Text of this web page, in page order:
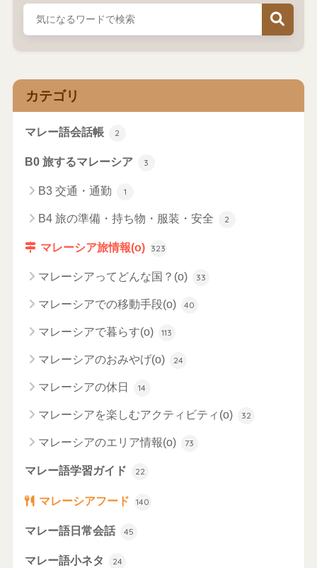
カテゴリ
マレー語会話帳 2
B0 旅するマレーシア 3
B3 交通・通勤 1
B4 旅の準備・持ち物・服装・安全 2
マレーシア旅情報(o) 323
マレーシアってどんな国？(o) 33
マレーシアでの移動手段(o) 40
マレーシアで暮らす(o) 113
マレーシアのおみやげ(o) 24
マレーシアの休日 14
マレーシアを楽しむアクティビティ(o) 32
マレーシアのエリア情報(o) 73
マレー語学習ガイド 22
マレーシアフード 140
マレー語日常会話 45
マレー語小ネタ 24